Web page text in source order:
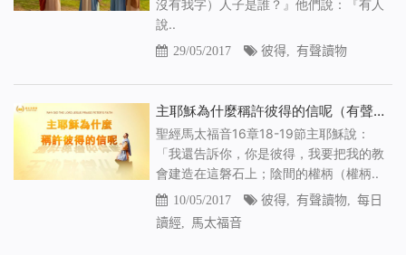
沒有我字）人子是誰？』他們說：『有人
說..
29/05/2017 彼得, 有聲讀物
主耶穌為什麼稱許彼得的信呢（有聲讀物）
聖經馬太福音16章18-19節主耶穌說：
「我還告訴你，你是彼得，我要把我的教
會建造在這磐石上；陰間的權柄（權柄..
10/05/2017 彼得, 有聲讀物, 每日
讀經, 馬太福音